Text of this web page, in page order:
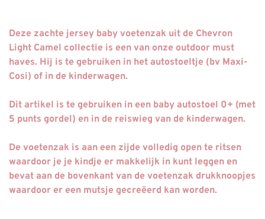
Deze zachte jersey baby voetenzak uit de Chevron
Light Camel collectie is een van onze outdoor must
haves. Hij is te gebruiken in het autostoeltje (bv Maxi-
Cosi) of in de kinderwagen.
Dit artikel is te gebruiken in een baby autostoel 0+ (met
5 punts gordel) en in de reiswieg van de kinderwagen.
De voetenzak is aan een zijde volledig open te ritsen
waardoor je je kindje er makkelijk in kunt leggen en
bevat aan de bovenkant van de voetenzak drukknoopjes
waardoor er een mutsje gecreëerd kan worden.